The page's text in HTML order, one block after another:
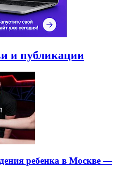
и публикации
ребенка в Москве —